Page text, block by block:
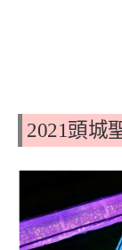
2021頭城